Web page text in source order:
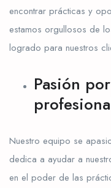
encontrar prácticas y
estamos orgullosos de
logrado para nuestros
Pasión
Nuestro equipo se
dedica a ayudar a
en el poder de las